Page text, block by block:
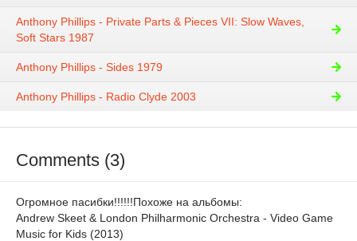
Anthony Phillips - Private Parts & Pieces VII: Slow Waves,
Soft Stars 1987
Anthony Phillips - Sides 1979
Anthony Phillips - Radio Clyde 2003
Comments (3)
Огромное пасибки!!!!!!Похоже на альбомы:
Andrew Skeet & London Philharmonic Orchestra - Video Game
Music for Kids (2013)